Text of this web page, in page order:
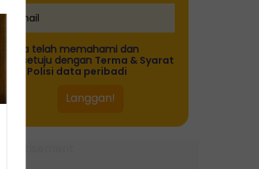
Saya telah memahami dan
bersetuju dengan Terma & Syarat
Polisi data peribadi